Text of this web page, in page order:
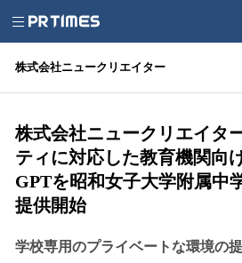
株式会社ニュークリエイター
株式会社ニュークリエイタ
ティに対応した教育機関向
GPTを昭和女子大学附属中
提供開始
学校専用のプライベートな環境の